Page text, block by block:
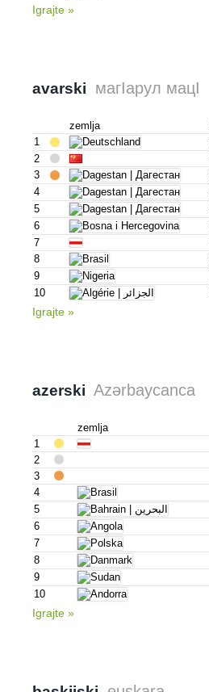
Igrajte »
avarski магІарул мацІ
zemlja
1
2
3
4
5
6
7
8
9
10
Igrajte »
azerski Azərbaycanca
zemlja
1
2
3
4
5
6
7
8
9
10
Igrajte »